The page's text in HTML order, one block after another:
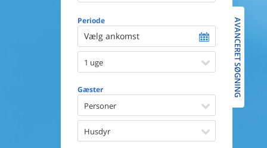
Periode
Vælg ankomst
1 uge
Gæster
Personer
Husdyr
Afstand til
Udsigt til
Faciliteter
Spa
AVANCERET SØGNING